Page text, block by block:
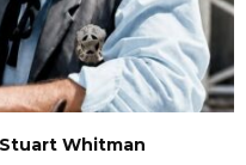
Whitman